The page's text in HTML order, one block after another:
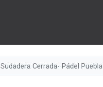
Sudadera Cerrada- Pádel Puebla